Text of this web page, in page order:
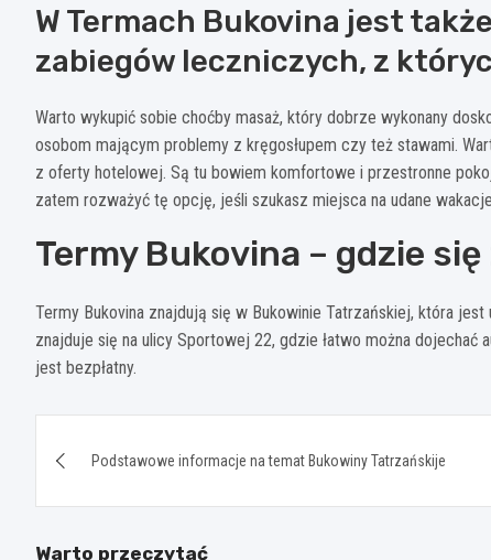
W Termach Bukovina jest
zabiegów leczniczych, z
Warto wykupić sobie choćby masaż, który dobrze wykonany
osobom mającym problemy z kręgosłupem czy też stawami.
z oferty hotelowej. Są tu bowiem komfortowe i przestronne
zatem rozważyć tę opcję, jeśli szukasz miejsca na udane
Termy Bukovina – gdzie
Termy Bukovina znajdują się w Bukowinie Tatrzańskiej, która
znajduje się na ulicy Sportowej 22, gdzie łatwo można
jest bezpłatny.
wpisuPodstawowe informacje na temat Bukowiny Tatrzańskije
Warto przeczytać